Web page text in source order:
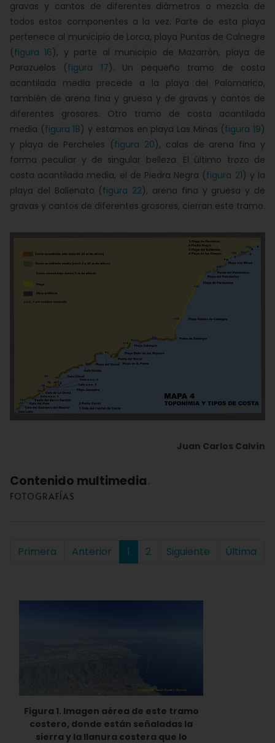
gravas y cantos de diferentes diámetros o mezcla de
todos estos componentes a la vez. Parte de esta playa
pertenece al municipio de Lorca, playa Puntas de Calnegre
(figura 16), y parte al municipio de Mazarrón, playa de
Parazuelos (figura 17). Un pequeño tramo de costa
acantilada media precede a la playa del Palomarico,
también de arena fina y gruesa y de gravas y cantos de
diferentes grosores. Otro tramo de costa acantilada
media (figura 18) y estamos en playa Las Minas (figura 19)
y playa de Percheles (figura 20), calas de arena fina y
forma peculiar y de singular belleza. El último trozo de
costa acantilada media, el de Piedra Negra (figura 21) y la
playa del Ballenato (figura 22), arena fina y gruesa y de
gravas y cantos de diferentes grosores, cierran este tramo.
Juan Carlos Calvín
Contenido multimedia
FOTOGRAFÍAS
Primera Anterior 1 2 Siguiente Última
Figura 1. Imagen aérea de este tramo
costero, donde están señaladas la
sierra y la llanura costera que lo